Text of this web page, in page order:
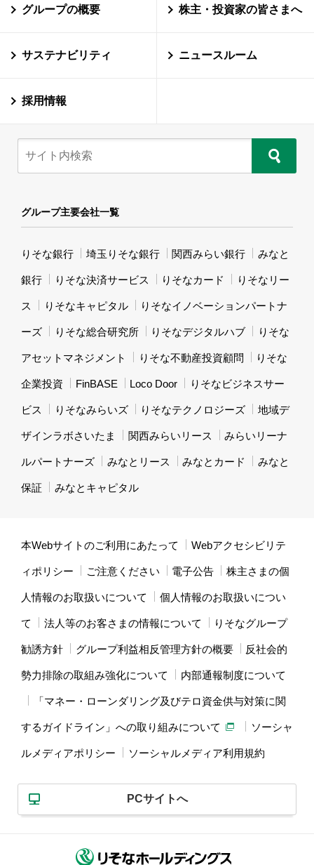
グループの概要 株主・投資家の皆さまへ
サステナビリティ ニュースルーム
採用情報
グループ主要会社一覧
りそな銀行 埼玉りそな銀行 関西みらい銀行 みなと
銀行 りそな決済サービス りそなカード りそなリー
ス りそなキャピタル りそなイノベーションパートナ
ーズ りそな総合研究所 りそなデジタルハブ りそな
アセットマネジメント りそな不動産投資顧問 りそな
企業投資 FinBASE Loco Door りそなビジネスサー
ビス りそなみらいズ りそなテクノロジーズ 地域デ
ザインラボさいたま 関西みらいリース みらいリーナ
ルパートナーズ みなとリース みなとカード みなと
保証 みなとキャピタル
本Webサイトのご利用にあたって Webアクセシビリテ
ィポリシー ご注意ください 電子公告 株主さまの個
人情報のお取扱いについて 個人情報のお取扱いについ
て 法人等のお客さまの情報について りそなグループ
勧誘方針 グループ利益相反管理方針の概要 反社会的
勢力排除の取組み強化について 内部通報制度について
「マネー・ローンダリング及びテロ資金供与対策に関
するガイドライン」への取り組みについて ソーシャ
ルメディアポリシー ソーシャルメディア利用規約
PCサイトへ